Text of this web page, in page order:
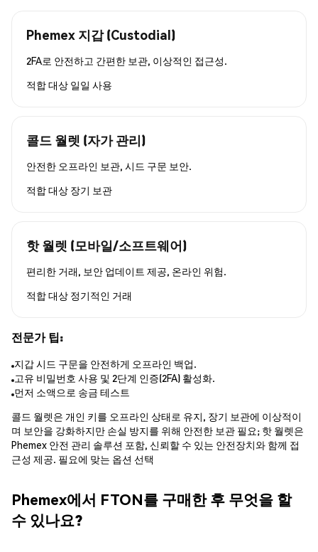
Phemex 지갑 (Custodial)
2FA로 안전하고 간편한 보관, 이상적인 접근성.
적합 대상 일일 사용
콜드 월렛 (자가 관리)
안전한 오프라인 보관, 시드 구문 보안.
적합 대상 장기 보관
핫 월렛 (모바일/소프트웨어)
편리한 거래, 보안 업데이트 제공, 온라인 위험.
적합 대상 정기적인 거래
전문가 팁:
지갑 시드 구문을 안전하게 오프라인 백업.
고유 비밀번호 사용 및 2단계 인증(2FA) 활성화.
먼저 소액으로 송금 테스트
콜드 월렛은 개인 키를 오프라인 상태로 유지, 장기 보관에 이상적이
며 보안을 강화하지만 손실 방지를 위해 안전한 보관 필요; 핫 월렛은
Phemex 안전 관리 솔루션 포함, 신뢰할 수 있는 안전장치와 함께 접
근성 제공. 필요에 맞는 옵션 선택
Phemex에서 FTON를 구매한 후 무엇을 할
수 있나요?